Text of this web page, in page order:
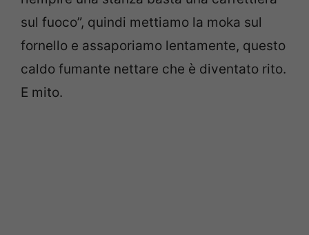
sul fuoco”, quindi mettiamo la moka sul
fornello e assaporiamo lentamente, questo
caldo fumante nettare che è diventato rito.
E mito.